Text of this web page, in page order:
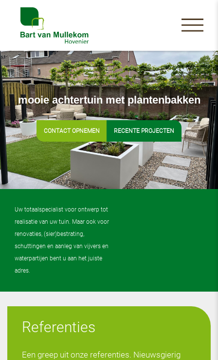
mooie achtertuin met plantenbakken
CONTACT OPNEMEN RECENTE PROJECTEN
Uw totaalspecialist voor ontwerp tot
realisatie van uw tuin. Maar ook voor
renovaties, (sier)bestrating,
schuttingen en aanleg van vijvers en
waterpartijen bent u aan het juiste
adres.
Referenties
Een greep uit onze referenties. Nieuwsgierig